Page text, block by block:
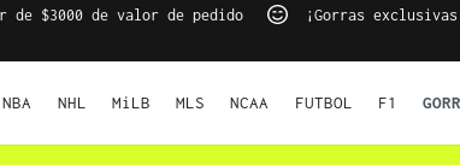
$3000 de valor de pedido ¡Gorras
NBA NHL MiLB MLS NCAA FUTBOL F1